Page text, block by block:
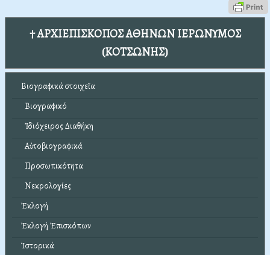
† ΑΡΧΙΕΠΙΣΚΟΠΟΣ ΑΘΗΝΩΝ ΙΕΡΩΝΥΜΟΣ
(ΚΟΤΣΩΝΗΣ)
Βιογραφικά στοιχεῖα
Βιογραφικό
Ἰδιόχειρος Διαθήκη
Αὐτοβιογραφικά
Προσωπικότητα
Νεκρολογίες
Ἐκλογή
Ἐκλογή Ἐπισκόπων
Ἱστορικά